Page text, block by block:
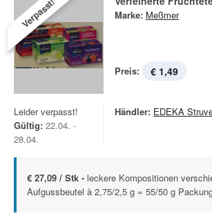
Verpasst! Marke: Meßmer
Preis: € 1,49
Leider verpasst!
Gültig: 22.04. -
28.04.
Händler: EDEKA
€ 27,09 / Stk - leckere Kompositionen
Aufgussbeutel à 2,75/2,5 g = 55/50 g